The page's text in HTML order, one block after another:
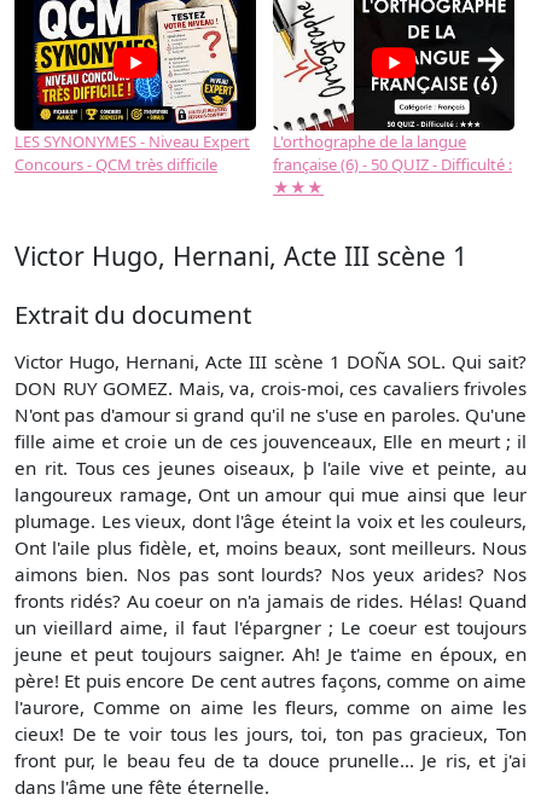
LES SYNONYMES - Niveau Expert
Concours - QCM très difficile
L'orthographe de la langue
française (6) - 50 QUIZ - Difficulté :
★★★
→
Victor Hugo, Hernani, Acte III scène 1
Extrait du document
Victor Hugo, Hernani, Acte III scène 1 DOÑA SOL. Qui sait?
DON RUY GOMEZ. Mais, va, crois-moi, ces cavaliers frivoles
N'ont pas d'amour si grand qu'il ne s'use en paroles. Qu'une
fille aime et croie un de ces jouvenceaux, Elle en meurt ; il
en rit. Tous ces jeunes oiseaux, þ l'aile vive et peinte, au
langoureux ramage, Ont un amour qui mue ainsi que leur
plumage. Les vieux, dont l'âge éteint la voix et les couleurs,
Ont l'aile plus fidèle, et, moins beaux, sont meilleurs. Nous
aimons bien. Nos pas sont lourds? Nos yeux arides? Nos
fronts ridés? Au coeur on n'a jamais de rides. Hélas! Quand
un vieillard aime, il faut l'épargner ; Le coeur est toujours
jeune et peut toujours saigner. Ah! Je t'aime en époux, en
père! Et puis encore De cent autres façons, comme on aime
l'aurore, Comme on aime les fleurs, comme on aime les
cieux! De te voir tous les jours, toi, ton pas gracieux, Ton
front pur, le beau feu de ta douce prunelle... Je ris, et j'ai
dans l'âme une fête éternelle.